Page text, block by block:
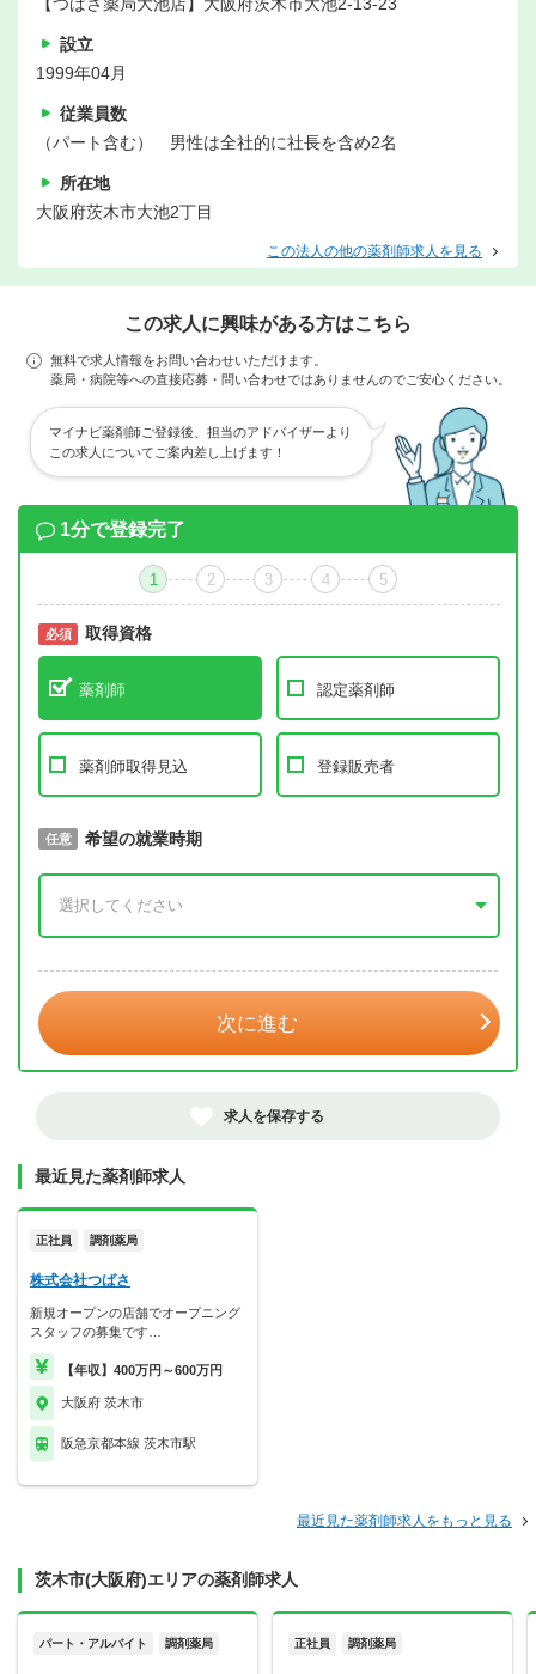
【つばさ薬局大池店】大阪府茨木市大池2-13-23
設立
1999年04月
従業員数
（パート含む） 男性は全社的に社長を含め2名
所在地
大阪府茨木市大池2丁目
この法人の他の薬剤師求人を見る
この求人に興味がある方はこちら
無料で求人情報をお問い合わせいただけます。
薬局・病院等への直接応募・問い合わせではありませんのでご安心ください。
マイナビ薬剤師ご登録後、担当のアドバイザーより
この求人についてご案内差し上げます！
1分で登録完了
1 2 3 4 5
必須 取得資格
薬剤師 認定薬剤師
薬剤師取得見込 登録販売者
必須 取得予定年
任意 希望の就業時期
次に進む
求人を保存する
最近見た薬剤師求人
正社員 調剤薬局
株式会社つばさ
新規オープンの店舗でオープニング
スタッフの募集です…
【年収】400万円～600万円
大阪府 茨木市
阪急京都本線 茨木市駅
最近見た薬剤師求人をもっと見る
茨木市(大阪府)エリアの薬剤師求人
パート・アルバイト 調剤薬局 正社員 調剤薬局